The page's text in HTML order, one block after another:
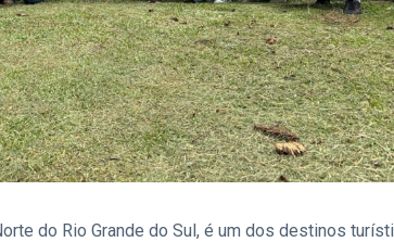
do Rio Grande do Sul, é um dos destinos